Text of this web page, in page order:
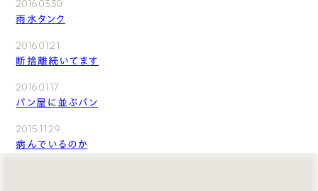
2016.03.30
雨水タンク
2016.01.21
断捨離続いてます
2016.01.17
パン屋に並ぶパン
2015.11.29
病んでいるのか